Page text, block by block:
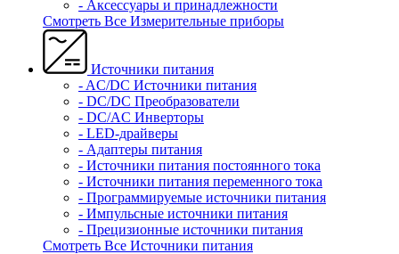
- Аксессуары и принадлежности
Смотреть Все Измерительные приборы
Источники питания
- AC/DC Источники питания
- DC/DC Преобразователи
- DC/AC Инверторы
- LED-драйверы
- Адаптеры питания
- Источники питания постоянного тока
- Источники питания переменного тока
- Программируемые источники питания
- Импульсные источники питания
- Прецизионные источники питания
Смотреть Все Источники питания